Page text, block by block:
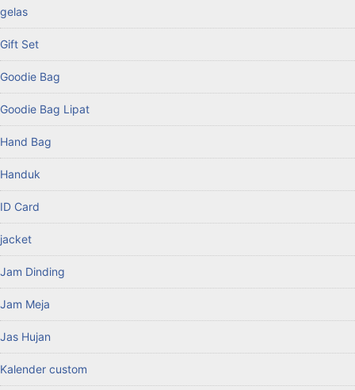
gelas
Gift Set
Goodie Bag
Goodie Bag Lipat
Hand Bag
Handuk
ID Card
jacket
Jam Dinding
Jam Meja
Jas Hujan
Kalender custom